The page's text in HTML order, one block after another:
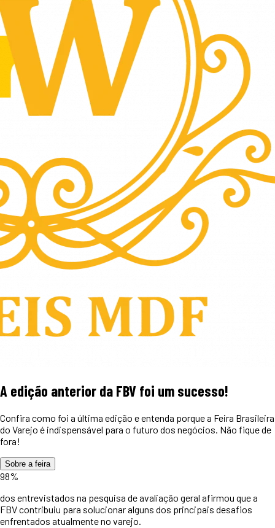
A edição anterior da FBV foi um sucesso!
Confira como foi a última edição e entenda porque a Feira Brasileira
do Varejo é indispensável para o futuro dos negócios. Não fique de
fora!
Sobre a feira
98%
dos entrevistados na pesquisa de avaliação geral afirmou que a
FBV contribuiu para solucionar alguns dos principais desafios
enfrentados atualmente no varejo.